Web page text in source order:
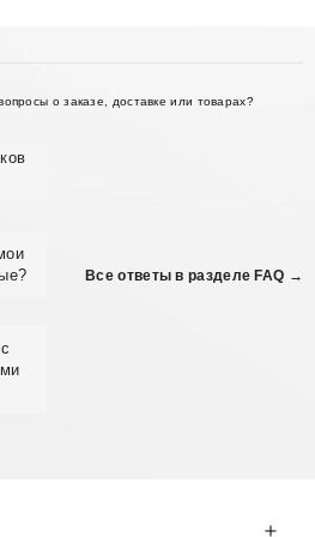
о заказе, доставке или товарах?
Все ответы в разделе FAQ →